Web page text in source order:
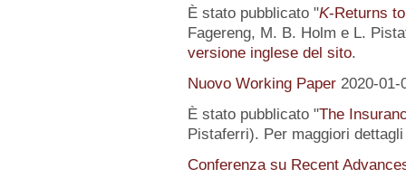
È stato pubblicato "K-Returns
Fagereng, M. B. Holm e L.
versione inglese del sito.
Nuovo Working Paper 2020-01-
È stato pubblicato "The
Pistaferri). Per maggiori
Conferenza su Recent